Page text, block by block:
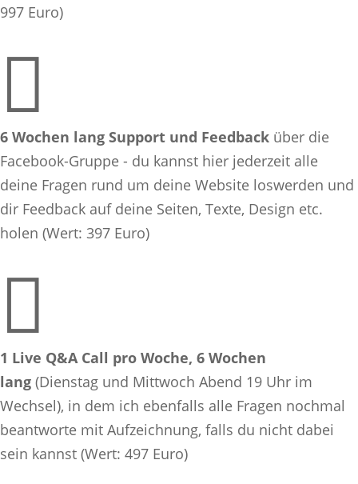
997 Euro)

6 Wochen lang Support und Feedback über die
Facebook-Gruppe - du kannst hier jederzeit alle
deine Fragen rund um deine Website loswerden und
dir Feedback auf deine Seiten, Texte, Design etc.
holen (Wert: 397 Euro)

1 Live Q&A Call pro Woche, 6 Wochen
lang (Dienstag und Mittwoch Abend 19 Uhr im
Wechsel), in dem ich ebenfalls alle Fragen nochmal
beantworte mit Aufzeichnung, falls du nicht dabei
sein kannst (Wert: 497 Euro)